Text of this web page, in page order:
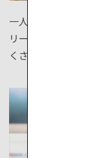
一人旅でお寿司が
リーズナブルかつ
くさんあります。